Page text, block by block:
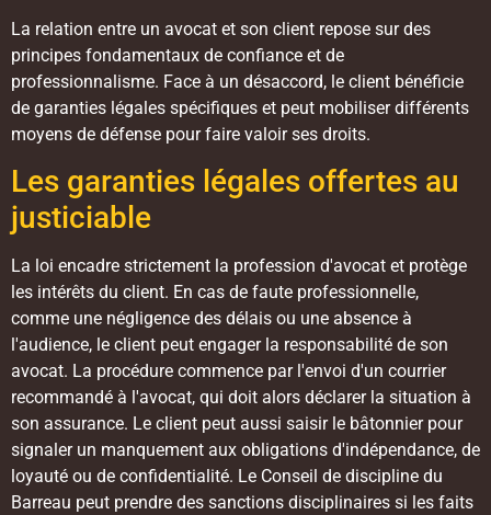
La relation entre un avocat et son client repose sur des
principes fondamentaux de confiance et de
professionnalisme. Face à un désaccord, le client bénéficie
de garanties légales spécifiques et peut mobiliser différents
moyens de défense pour faire valoir ses droits.
Les garanties légales offertes au
justiciable
La loi encadre strictement la profession d'avocat et protège
les intérêts du client. En cas de faute professionnelle,
comme une négligence des délais ou une absence à
l'audience, le client peut engager la responsabilité de son
avocat. La procédure commence par l'envoi d'un courrier
recommandé à l'avocat, qui doit alors déclarer la situation à
son assurance. Le client peut aussi saisir le bâtonnier pour
signaler un manquement aux obligations d'indépendance, de
loyauté ou de confidentialité. Le Conseil de discipline du
Barreau peut prendre des sanctions disciplinaires si les faits